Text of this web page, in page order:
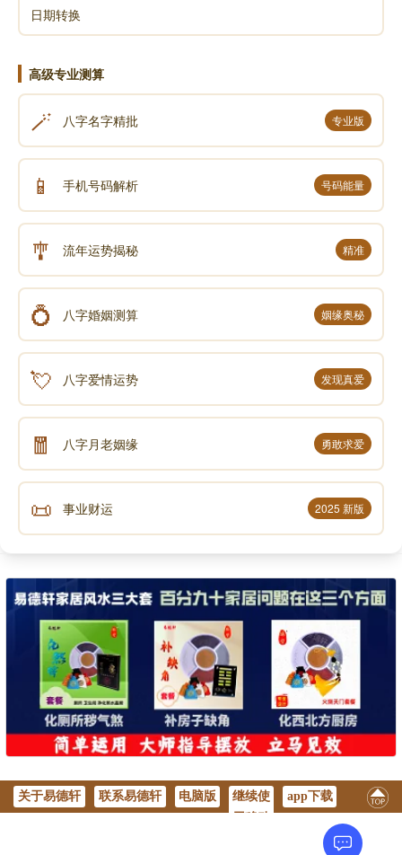
日昃之离：太阳已经偏西了，西边的太阳快要落山
了。
何可久也：时间不会太久了。
应该知道舍得之道，有生必有死，完全不需要唉声
叹气，珍惜眼下的每一天，乃至于每一刻；如果医生判
定只有一天的生命，那么就把一天分成二十四小时来
过；还有二十四个小时，还早着呢。
而且你是医生，又不是判官，你说一天就一天啊；
这世界上实在有太多案例了，明明宣判只有几个月，结
果多活了几十年；比方说世界闻名的天体物理学家霍
金，21岁的时候，医生就诊断最多活两年，结果活到了
76岁。
曹操的诗歌《龟虽寿》，尽显英雄气概：
神龟虽寿，犹有竟时； 腾蛇乘雾，终为土灰。
老骥伏枥，志在千里； 烈士暮年，壮心不已。
幸甚至哉，歌以咏志。
4.突如其来如，焚（fén）如，死如，弃如
突如其来：突然发生。
死如：比方说快要死了；弃如：比方说被人抛弃了。
这句话就是告诉我们，那种险境到来之时，不能仓
日期转换
高级专业测算
🪄 八字名字精批 专业版
📱 手机号码解析 号码能量
🎐 流年运势揭秘 精准
💍 八字婚姻测算 姻缘奥秘
💘 八字爱情运势 发现真爱
🧧 八字月老姻缘 勇敢求爱
📜 事业财运 2025 新版
关于易德轩 联系易德轩 电脑版
继续使
app下载